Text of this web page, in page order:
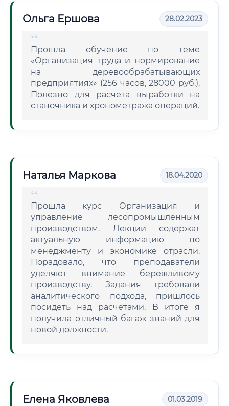
Ольга Ершова 28.02.2023
Прошла обучение по теме
«Организация труда и нормирование
на деревообрабатывающих
предприятиях» (256 часов, 28000 руб.).
Полезно для расчета выработки на
станочника и хронометража операций.
Наталья Маркова 18.04.2020
Прошла курс Организация и
управление лесопромышленным
производством. Лекции содержат
актуальную информацию по
менеджменту и экономике отрасли.
Порадовало, что преподаватели
уделяют внимание бережливому
производству. Задания требовали
аналитического подхода, пришлось
посидеть над расчетами. В итоге я
получила отличный багаж знаний для
новой должности.
Елена Яковлева 01.03.2019